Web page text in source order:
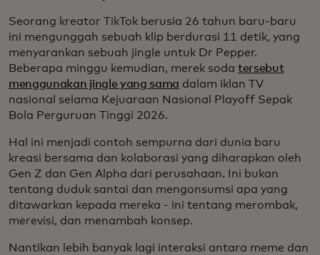
Seorang kreator TikTok berusia 26 tahun baru-baru
ini mengunggah sebuah klip berdurasi 11 detik, yang
menyarankan sebuah jingle untuk Dr Pepper.
Beberapa minggu kemudian, merek soda tersebut
menggunakan jingle yang sama dalam iklan TV
nasional selama Kejuaraan Nasional Playoff Sepak
Bola Perguruan Tinggi 2026.
Hal ini menjadi contoh sempurna dari dunia baru
kreasi bersama dan kolaborasi yang diharapkan oleh
Gen Z dan Gen Alpha dari perusahaan. Ini bukan
tentang duduk santai dan mengonsumsi apa yang
ditawarkan kepada mereka - ini tentang merombak,
merevisi, dan menambah konsep.
Nantikan lebih banyak lagi interaksi antara meme dan